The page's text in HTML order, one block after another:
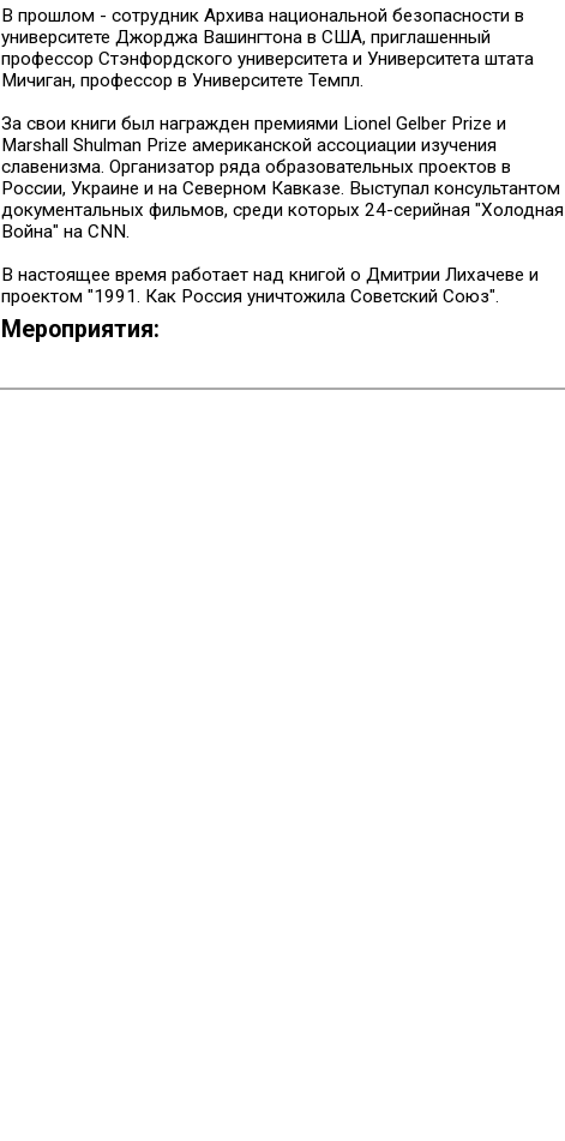
В прошлом - сотрудник Архива национальной безопасности в
университете Джорджа Вашингтона в США, приглашенный
профессор Стэнфордского университета и Университета штата
Мичиган, профессор в Университете Темпл.
За свои книги был награжден премиями Lionel Gelber Prize и
Marshall Shulman Prize американской ассоциации изучения
славенизма. Организатор ряда образовательных проектов в
России, Украине и на Северном Кавказе. Выступал консультантом
документальных фильмов, среди которых 24-серийная "Холодная
Война" на CNN.
В настоящее время работает над книгой о Дмитрии Лихачеве и
проектом "1991. Как Россия уничтожила Советский Союз".
Мероприятия: